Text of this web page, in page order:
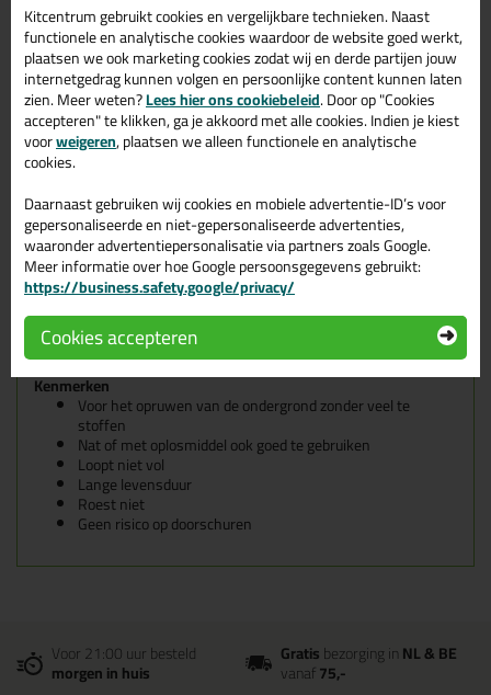
De 3M Scotch Brite is een Non-Woven schuurmatriaal. Deze
Scotch Brite pads van 3M hebben een soepele constructie
waardoor ze niet kunnen scheuren. Dit komt omdat ze zijn
gemaakt van eenmet schuurkorrel geïmpregneerd nylon
weefsel. Door de open constructie blijft het matriaal scherp en
loopt het niet vol. Hierdoor hebben de pads een lange
gebruiksduur!
De Scotch Brite fijn is geschikt voor het opschuren van de te
overschilderen kit en omliggende oppervlakken voor het
verkrijgen van de juiste hechting. Ook kun je deze schuurpad
gebruiken om verf of lak te verwijderen en groene aanslag weg te
halen. Door de verende eigenschap worden zowel de hoge als de
lage delen van het te schuren oppervlak bereikt. Ideaal voor het
schuren van niet verweerde uitgeharde lak, beit, verf en
transparante afwerking!
Kenmerken
Voor het opruwen van de ondergrond zonder veel te
stoffen
Nat of met oplosmiddel ook goed te gebruiken
Loopt niet vol
Lange levensduur
Roest niet
Geen risico op doorschuren
Voor 21:00 uur besteld
morgen in huis
Gratisbezorging inNL & BE
vanaf75,-
Kitcentrum gebruikt cookies en vergelijkbare technieken. Naast
functionele en analytische cookies waardoor de website goed werkt,
plaatsen we ook marketing cookies zodat wij en derde partijen jouw
internetgedrag kunnen volgen en persoonlijke content kunnen laten
zien. Meer weten?Lees hier ons cookiebeleid. Door op "Cookies
accepteren" te klikken, ga je akkoord met alle cookies. Indien je kiest
voorweigeren, plaatsen we alleen functionele en analytische
cookies.
Daarnaast gebruiken wij cookies en mobiele advertentie-ID’s voor
gepersonaliseerde en niet-gepersonaliseerde advertenties,
waaronder advertentiepersonalisatie via partners zoals Google.
Meer informatie over hoe Google persoonsgegevens gebruikt:
https://business.safety.google/privacy/
Cookies accepteren